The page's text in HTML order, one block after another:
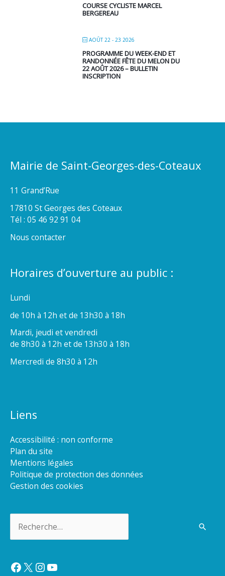
COURSE CYCLISTE MARCEL
BERGEREAU
AOÛT 22 - 23 2026
PROGRAMME DU WEEK-END ET
RANDONNÉE FÊTE DU MELON DU
22 AOÛT 2026 – BULLETIN
INSCRIPTION
Mairie de Saint-Georges-des-Coteaux
11 Grand’Rue
17810 St Georges des Coteaux
Tél : 05 46 92 91 04
Nous contacter
Horaires d’ouverture au public :
Lundi
de 10h à 12h et de 13h30 à 18h
Mardi, jeudi et vendredi
de 8h30 à 12h et de 13h30 à 18h
Mercredi de 8h30 à 12h
Liens
Accessibilité : non conforme
Plan du site
Mentions légales
Politique de protection des données
Gestion des cookies
Facebook
X Instagram
YouTube